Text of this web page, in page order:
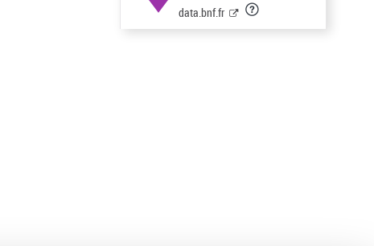
data.bnf.fr